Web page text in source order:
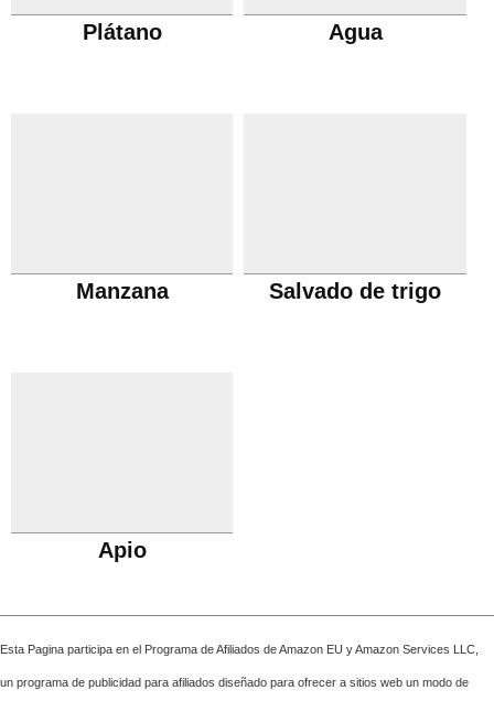
Plátano Agua
Manzana Salvado de trigo
Apio
Esta Pagina participa en el Programa de Afiliados de Amazon EU y Amazon Services LLC,
un programa de publicidad para afiliados diseñado para ofrecer a sitios web un modo de